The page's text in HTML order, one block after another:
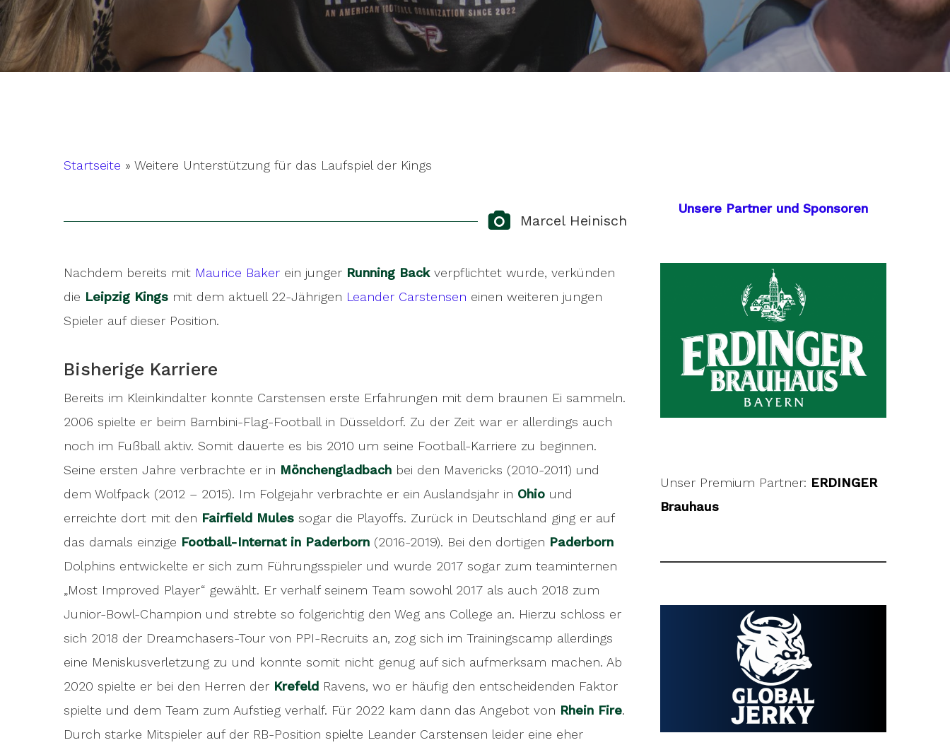
Hit enter to search or ESC to close
Startseite » Weitere Unterstützung für das Laufspiel der Kings
Marcel Heinisch
Nachdem bereits mit Maurice Baker ein junger Running Backverpflichtet wurde, verkünden
die Leipzig Kings mit dem aktuell 22-Jährigen Leander Carstensen einen weiteren jungen
Spieler auf dieser Position.
Bisherige Karriere
Bereits im Kleinkindalter konnte Carstensen erste Erfahrungen mit dem braunen Ei sammeln.
2006 spielte er beim Bambini-Flag-Football in Düsseldorf. Zu der Zeit war er allerdings auch
noch im Fußball aktiv. Somit dauerte es bis 2010 um seine Football-Karriere zu beginnen.
Seine ersten Jahre verbrachte er in Mönchengladbach bei den Mavericks (2010-2011) und
dem Wolfpack (2012 – 2015). Im Folgejahr verbrachte er ein Auslandsjahr in Ohio und
erreichte dort mit den Fairfield Mules sogar die Playoffs. Zurück in Deutschland ging er auf
das damals einzige Football-Internat in Paderborn (2016-2019). Bei den dortigen Paderborn
Dolphins entwickelte er sich zum Führungsspieler und wurde 2017 sogar zum teaminternen
„Most Improved Player“ gewählt. Er verhalf seinem Team sowohl 2017 als auch 2018 zum
Junior-Bowl-Champion und strebte so folgerichtig den Weg ans College an. Hierzu schloss er
sich 2018 der Dreamchasers-Tour von PPI-Recruits an, zog sich im Trainingscamp allerdings
eine Meniskusverletzung zu und konnte somit nicht genug auf sich aufmerksam machen. Ab
2020 spielte er bei den Herren der Krefeld Ravens, wo er häufig den entscheidenden Faktor
spielte und dem Team zum Aufstieg verhalf. Für 2022 kam dann das Angebot von Rhein Fire.
Durch starke Mitspieler auf der RB-Position spielte Leander Carstensen leider eine eher
Unsere Partner und Sponsoren
Unser Premium Partner: ERDINGER
Brauhaus